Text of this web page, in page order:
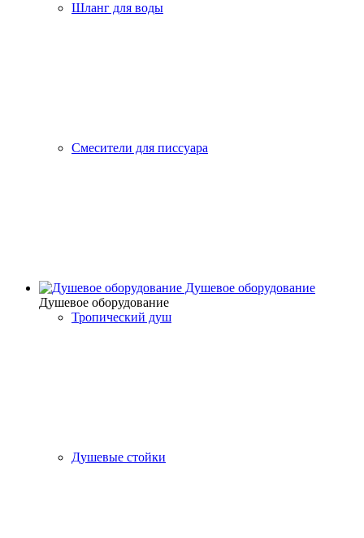
Шланг для воды
Смесители для писсуара
Душевое оборудование
Душевое оборудование
Тропический душ
Душевые стойки